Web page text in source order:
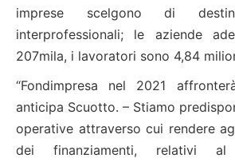
imprese scelgono di
interprofessionali; le aziende
207mila, i lavoratori sono 4,84
“Fondimpresa nel 2021
anticipa Scuotto. – Stiamo
operative attraverso cui rendere
dei finanziamenti, relativi al